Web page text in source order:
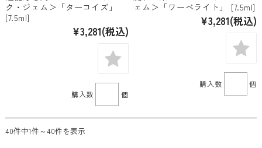
ク・ジェム＞「ターコイズ」
[7.5ml]
¥3,281(税込)
購入数 個
ェム＞「ワーベライト」 [7.5ml]
¥3,281(税込)
購入数 個
40件中1件～40件を表示